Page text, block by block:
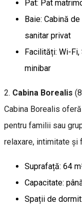
Pat: Pat
Baie: Cabină
sanitar privat
Facilități: Wi-Fi,
minibar
2. Cabina Borealis
Cabina Borealis
pentru familii sau
relaxare, intimitate și
Suprafață: 64
Capacitate:
Spații de